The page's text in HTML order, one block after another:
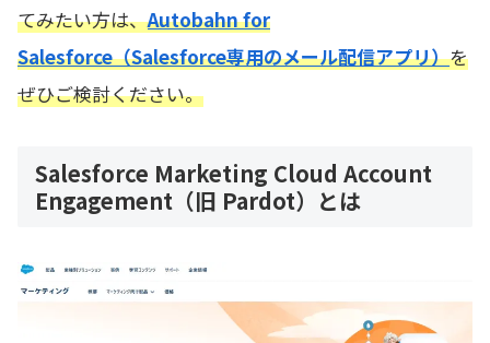
てみたい方は、Autobahn for
Salesforce（Salesforce専用のメール配信アプリ）を
ぜひご検討ください。
Salesforce Marketing Cloud Account
Engagement（旧 Pardot）とは